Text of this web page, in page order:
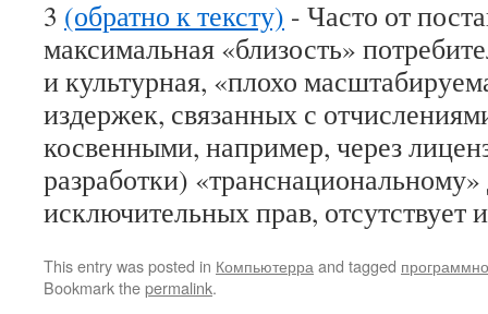
3 (обратно к тексту) - Часто от
максимальная «близость»
и культурная, «плохо
издержек, связанных с
косвенными, например, через
разработки)
исключительных прав, отсутствует
This entry was posted in Компьютерра and tagged
Bookmark thepermalink.